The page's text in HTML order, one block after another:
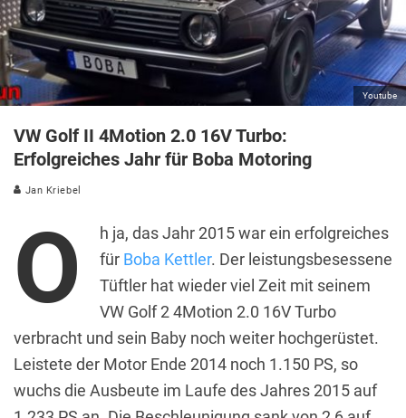
Youtube
VW Golf II 4Motion 2.0 16V Turbo:
Erfolgreiches Jahr für Boba Motoring
Jan Kriebel
O
h ja, das Jahr 2015 war ein erfolgreiches
für Boba Kettler. Der leistungsbesessene
Tüftler hat wieder viel Zeit mit seinem
VW Golf 2 4Motion 2.0 16V Turbo
verbracht und sein Baby noch weiter hochgerüstet.
Leistete der Motor Ende 2014 noch 1.150 PS, so
wuchs die Ausbeute im Laufe des Jahres 2015 auf